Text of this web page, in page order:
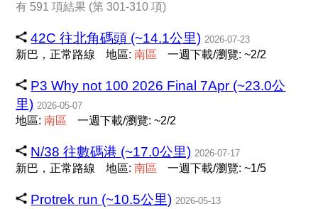
有 591 項結果 (第 301-310 項)
42C 往北角碼頭 (~14.1公里) 2026-07-23
新巴，正常路線 地區:南區 一週下載/瀏覽: ~2/2
P3 Why not 100 2026 Final 7Apr (~23.0公
里) 2026-05-07
地區:南區 一週下載/瀏覽: ~2/2
N/38 往數碼港 (~17.0公里) 2026-07-17
新巴，正常路線 地區:南區 一週下載/瀏覽: ~1/5
Protrek run (~10.5公里) 2026-05-13